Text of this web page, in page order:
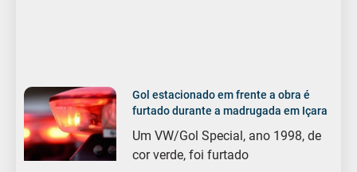
Gol estacionado em frente a obra é
furtado durante a madrugada em Içara
Um VW/Gol Special, ano 1998, de
cor verde, foi furtado